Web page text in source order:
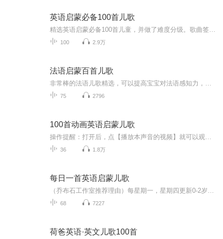
英语启蒙必备100首儿歌
100 2.9万
法语启蒙百首儿歌
75 2796
100首动画英语启蒙儿歌
36 1.8万
每日一首英语启蒙儿歌
68 7227
荷爸英语·英文儿歌100首